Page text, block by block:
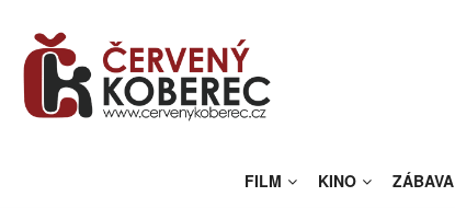
FILM KINO ZÁBAVA